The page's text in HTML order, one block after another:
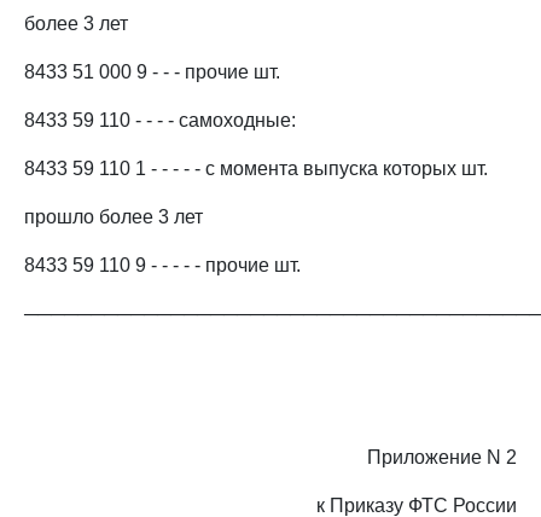
более 3 лет
8433 51 000 9 - - - прочие шт.
8433 59 110 - - - - самоходные:
8433 59 110 1 - - - - - с момента выпуска которых шт.
прошло более 3 лет
8433 59 110 9 - - - - - прочие шт.
Приложение N 2
к Приказу ФТС России